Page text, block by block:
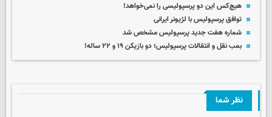
هیچ‌کس این دو پرسپولیسی را نمی‌خواهد!
توافق پرسپولیس با لژیونر ایرانی
شماره هفت جدید پرسپولیس مشخص شد
بمب نقل و انتقالات پرسپولیس؛ دو بازیکن ۱۹ و ۲۲ ساله!
نظر شما